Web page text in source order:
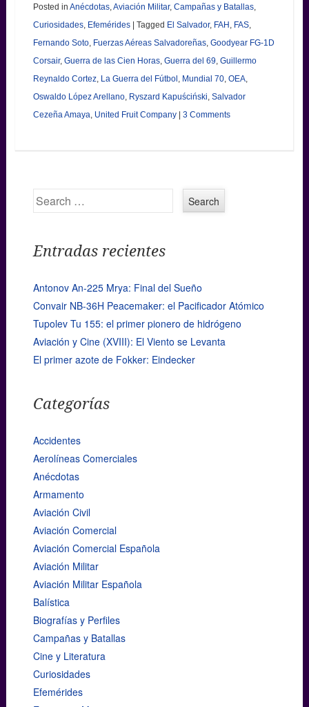
Posted in Anécdotas, Aviación Militar, Campañas y Batallas,
Curiosidades, Efemérides | Tagged El Salvador, FAH FAS,
Fernando Soto, Fuerzas Aéreas Salvadoreñas, Goodyear FG-1D
Corsair, Guerra de las Cien Horas, Guerra del 69 Guillermo
Reynaldo Cortez, La Guerra del Fútbol Mundial 70, OEA,
Oswaldo López Arellano, Ryszard Kapuściński Salvador
Cezeña Amaya United Fruit Company | 3 Comments
Search
Entradas recientes
Antonov An-225 Mrya: Final del Sueño
Convair NB-36H Peacemaker: el Pacificador Atómico
Tupolev Tu 155: el primer pionero de hidrógeno
Aviación y Cine (XVIII): El Viento se Levanta
El primer azote de Fokker: Eindecker
Categorías
Accidentes
Aerolíneas Comerciales
Anécdotas
Armamento
Aviación Civil
Aviación Comercial
Aviación Comercial Española
Aviación Militar
Aviación Militar Española
Balística
Biografías y Perfiles
Campañas y Batallas
Cine y Literatura
Curiosidades
Efemérides